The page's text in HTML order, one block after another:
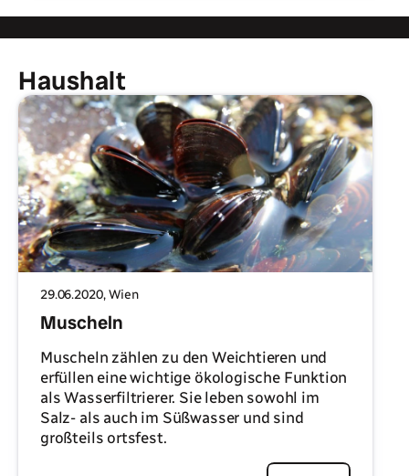
Haushalt
29.06.2020, Wien
Muscheln
Muscheln zählen zu den Weichtieren und
erfüllen eine wichtige ökologische Funktion
als Wasserfiltrierer. Sie leben sowohl im
Salz- als auch im Süßwasser und sind
großteils ortsfest.